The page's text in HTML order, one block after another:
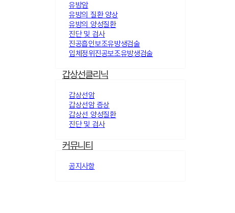
유방암
유방의 질환 양상
유방의 양성질환
진단 및 검사
진공흡인보조유방생검술
입체정위진공보조유방생검술
갑상선클리닉
갑상선암
갑상선암 증상
갑상선 양성질환
진단 및 검사
커뮤니티
공지사항